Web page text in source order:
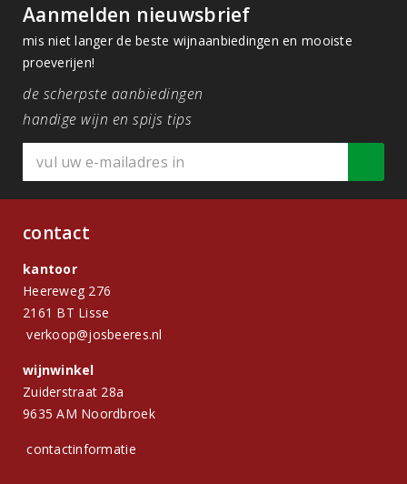
Aanmelden nieuwsbrief
mis niet langer de beste wijnaanbiedingen en mooiste
proeverijen!
de scherpste aanbiedingen
handige wijn en spijs tips
contact
kantoor
Heereweg 276
2161 BT Lisse
verkoop@josbeeres.nl
wijnwinkel
Zuiderstraat 28a
9635 AM Noordbroek
contactinformatie